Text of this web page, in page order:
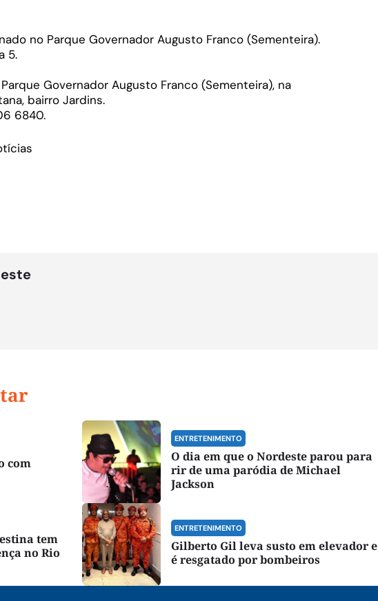
no Parque Governador Augusto Franco (Sementeira).
5.
Governador Augusto Franco (Sementeira), na
bairro Jardins.
6840.
com
ENTRETENIMENTO
O dia em que o Nordeste parou para
rir de uma paródia de Michael
Jackson
tem
no Rio
ENTRETENIMENTO
Gilberto Gil leva susto em elevador e
é resgatado por bombeiros